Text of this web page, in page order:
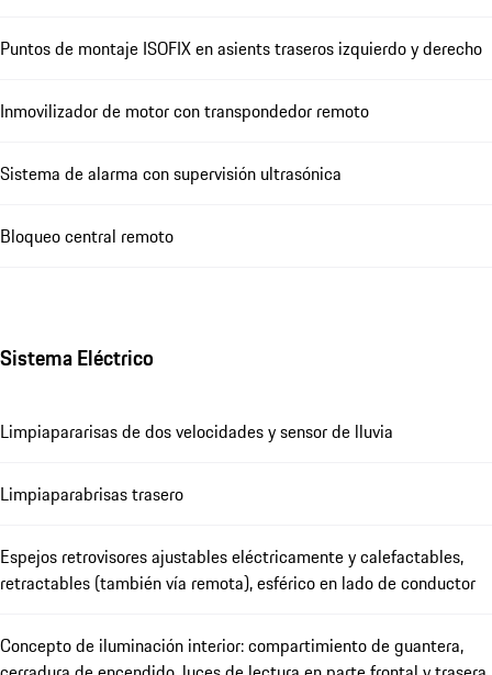
Puntos de montaje ISOFIX en asients traseros izquierdo y derecho
Inmovilizador de motor con transpondedor remoto
Sistema de alarma con supervisión ultrasónica
Bloqueo central remoto
Sistema Eléctrico
Limpiapararisas de dos velocidades y sensor de lluvia
Limpiaparabrisas trasero
Espejos retrovisores ajustables eléctricamente y calefactables,
retractables (también vía remota), esférico en lado de conductor
Concepto de iluminación interior: compartimiento de guantera,